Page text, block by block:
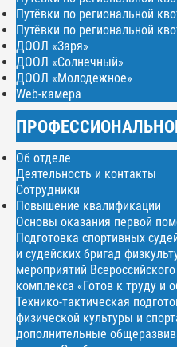
Путёвки по региональной
Путёвки по региональной
ДООЛ «Заря»
ДООЛ «Солнечный»
ДООЛ «Молодежное»
Web-камера
Об отделе
Деятельность и контакты
Сотрудники
Повышение квалификации
Основы оказания первой
Подготовка спортивных
и судейских бригад
мероприятий
комплекса «Готов к труду и
Технико-тактическая
физической культуры и
дополнительные